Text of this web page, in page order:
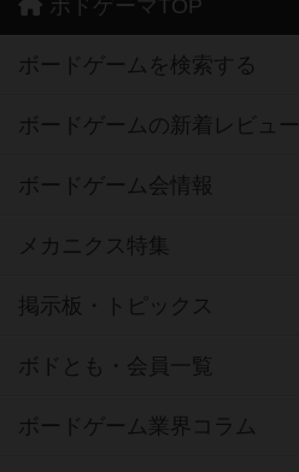
ボドゲーマTOP
ボードゲームを検索する
ボードゲームの新着レビュー
ボードゲーム会情報
メカニクス特集
掲示板・トピックス
ボドとも・会員一覧
ボードゲーム業界コラム